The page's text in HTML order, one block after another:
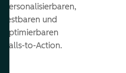
personalisierbaren,
testbaren und
optimierbaren
Calls-to-Action.